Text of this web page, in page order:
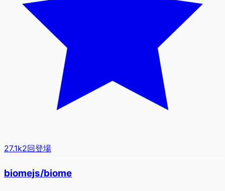
27.1k2回登場
biomejs/biome